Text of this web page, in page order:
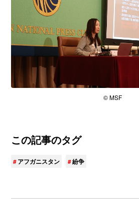
© MSF
この記事のタグ
アフガニスタン 紛争